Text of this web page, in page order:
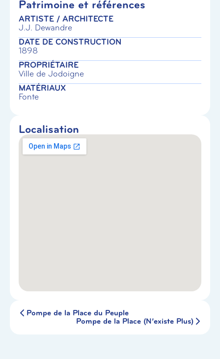
Patrimoine et références
ARTISTE / ARCHITECTE
J.J. Dewandre
DATE DE CONSTRUCTION
1898
PROPRIÉTAIRE
Ville de Jodoigne
MATÉRIAUX
Fonte
Localisation
Pompe de la Place du Peuple
Pompe de la Place (N’existe Plus)